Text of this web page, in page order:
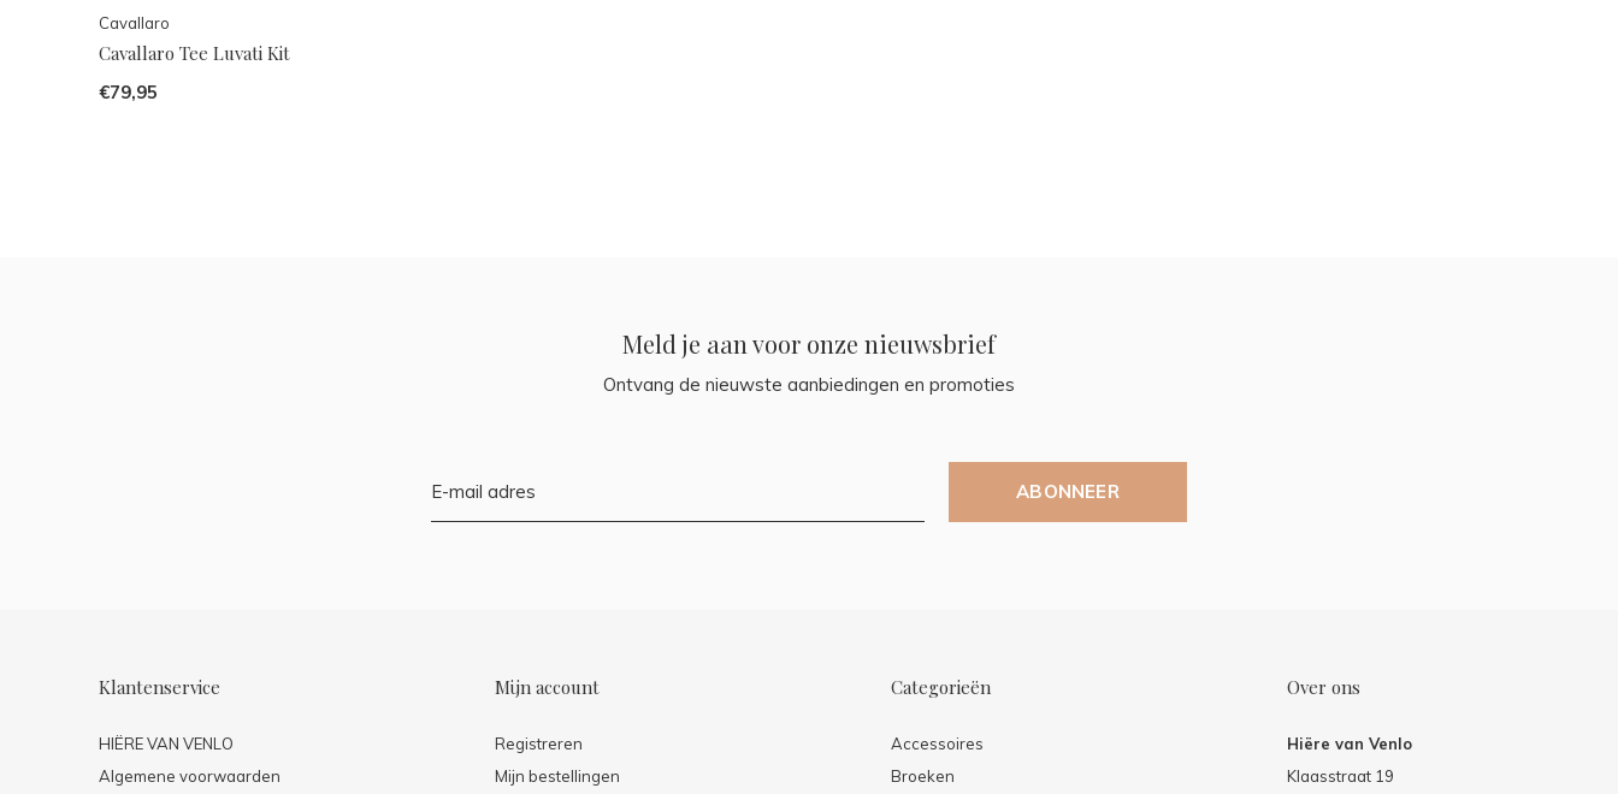
Cavallaro
Cavallaro Tee Luvati Kit
€79,95
Meld je aan voor onze nieuwsbrief
Ontvang de nieuwste aanbiedingen en promoties
ABONNEER
Klantenservice
HIËRE VAN VENLO
Algemene voorwaarden
Mijn account
Registreren
Mijn bestellingen
Categorieën
Accessoires
Broeken
Over ons
Hiëre van Venlo
Klaasstraat 19